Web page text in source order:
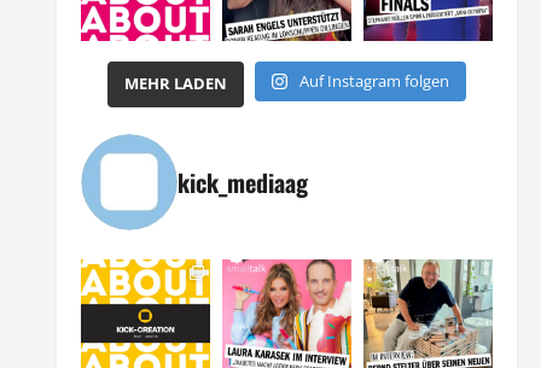
MEHR LADEN Auf Instagram folgen
kick_mediaag